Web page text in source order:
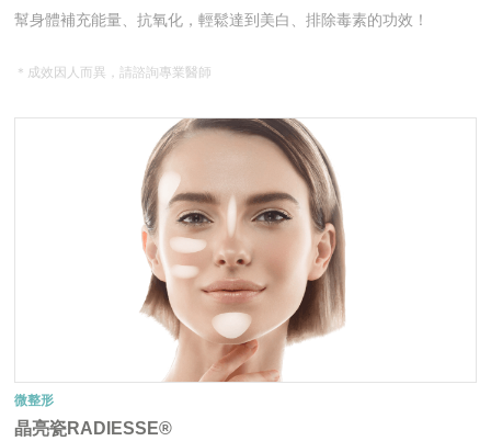
幫身體補充能量、抗氧化，輕鬆達到美白、排除毒素的功效！
＊成效因人而異，請諮詢專業醫師
微整形
晶亮瓷RADIESSE®